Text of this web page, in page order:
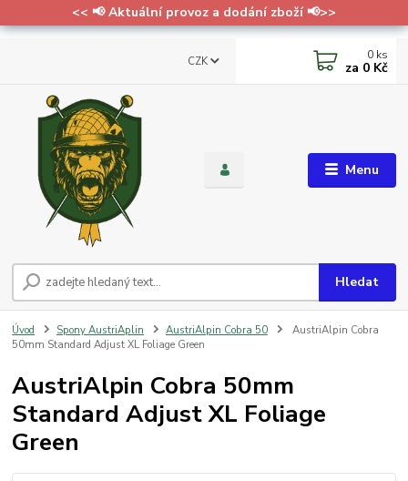
<< 📢 Aktuální provoz a dodání zboží 📢>>
Menu
CZK
Hledat
0 ks
za 0 Kč
Úvod Spony AustriAplin AustriAlpin Cobra 50
AustriAlpin Cobra
50mm Standard Adjust XL Foliage Green
AustriAlpin Cobra 50mm
Standard Adjust XL Foliage
Green